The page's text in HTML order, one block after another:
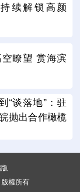
续解锁高颜
瞭望 赏海滨
“谈落地”：驻
抛出合作橄榄
版權所有